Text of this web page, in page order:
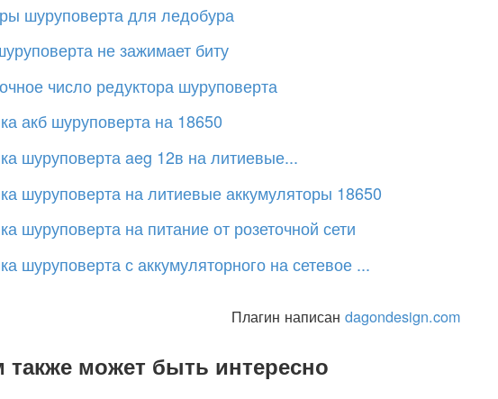
шуруповерта для ледобура
не зажимает биту
число редуктора шуруповерта
акб шуруповерта на 18650
шуруповерта aeg 12в на литиевые...
шуруповерта на литиевые аккумуляторы 18650
шуруповерта на питание от розеточной сети
шуруповерта с аккумуляторного на сетевое ...
Плагин написан dagondesign.com
также может быть интересно